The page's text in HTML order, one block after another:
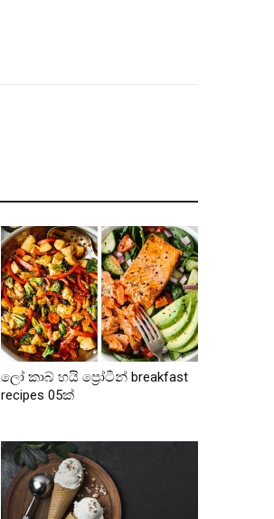
ලෝ කාබ් හයි ප්‍රෝටීන් breakfast
recipes 05ක්